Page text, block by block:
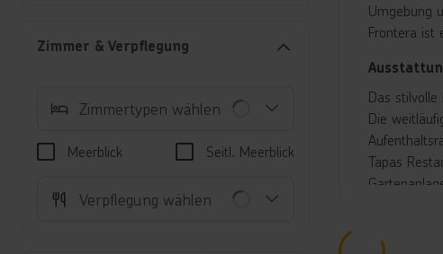
Zimmer & Verpflegung
Zimmertypen wählen
Meerblick Seitl. Meerblick
Verpflegung wählen
Umgebung
Frontera ist
Das
Die
Tapas